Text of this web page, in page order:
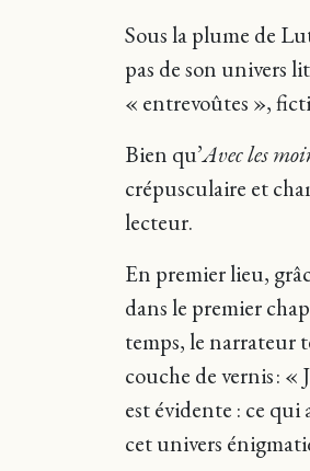
Sous la plume de
pas de son univers
« entrevoûtes »,
Bien qu’Avec les
crépusculaire et
lecteur.
En premier lieu,
dans le premier
temps, le narrateur
couche de vernis : «
est évidente : ce qui
cet univers